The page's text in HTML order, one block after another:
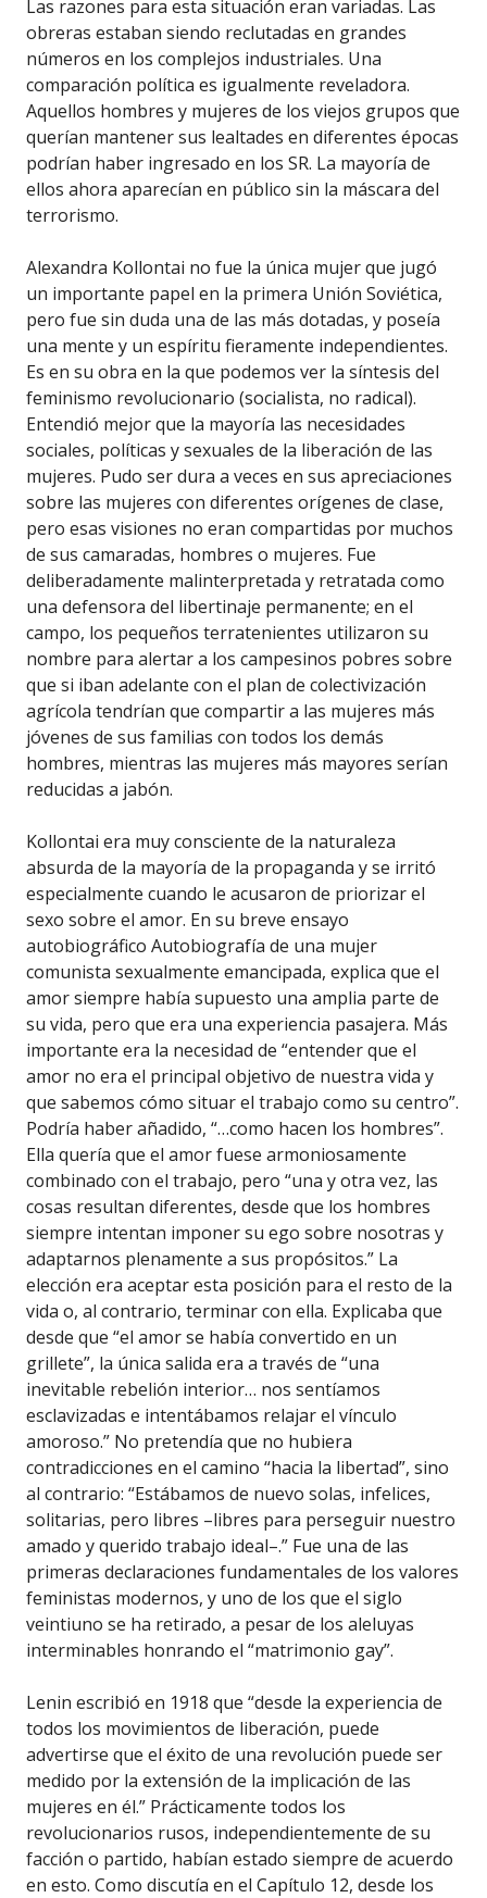
Las razones para esta situación eran variadas. Las
obreras estaban siendo reclutadas en grandes
números en los complejos industriales. Una
comparación política es igualmente reveladora.
Aquellos hombres y mujeres de los viejos grupos que
querían mantener sus lealtades en diferentes épocas
podrían haber ingresado en los SR. La mayoría de
ellos ahora aparecían en público sin la máscara del
terrorismo.
Alexandra Kollontai no fue la única mujer que jugó
un importante papel en la primera Unión Soviética,
pero fue sin duda una de las más dotadas, y poseía
una mente y un espíritu fieramente independientes.
Es en su obra en la que podemos ver la síntesis del
feminismo revolucionario (socialista, no radical).
Entendió mejor que la mayoría las necesidades
sociales, políticas y sexuales de la liberación de las
mujeres. Pudo ser dura a veces en sus apreciaciones
sobre las mujeres con diferentes orígenes de clase,
pero esas visiones no eran compartidas por muchos
de sus camaradas, hombres o mujeres. Fue
deliberadamente malinterpretada y retratada como
una defensora del libertinaje permanente; en el
campo, los pequeños terratenientes utilizaron su
nombre para alertar a los campesinos pobres sobre
que si iban adelante con el plan de colectivización
agrícola tendrían que compartir a las mujeres más
jóvenes de sus familias con todos los demás
hombres, mientras las mujeres más mayores serían
reducidas a jabón.
Kollontai era muy consciente de la naturaleza
absurda de la mayoría de la propaganda y se irritó
especialmente cuando le acusaron de priorizar el
sexo sobre el amor. En su breve ensayo
autobiográfico Autobiografía de una mujer
comunista sexualmente emancipada, explica que el
amor siempre había supuesto una amplia parte de
su vida, pero que era una experiencia pasajera. Más
importante era la necesidad de “entender que el
amor no era el principal objetivo de nuestra vida y
que sabemos cómo situar el trabajo como su centro”.
Podría haber añadido, “…como hacen los hombres”.
Ella quería que el amor fuese armoniosamente
combinado con el trabajo, pero “una y otra vez, las
cosas resultan diferentes, desde que los hombres
siempre intentan imponer su ego sobre nosotras y
adaptarnos plenamente a sus propósitos.” La
elección era aceptar esta posición para el resto de la
vida o, al contrario, terminar con ella. Explicaba que
desde que “el amor se había convertido en un
grillete”, la única salida era a través de “una
inevitable rebelión interior… nos sentíamos
esclavizadas e intentábamos relajar el vínculo
amoroso.” No pretendía que no hubiera
contradicciones en el camino “hacia la libertad”, sino
al contrario: “Estábamos de nuevo solas, infelices,
solitarias, pero libres –libres para perseguir nuestro
amado y querido trabajo ideal–.” Fue una de las
primeras declaraciones fundamentales de los valores
feministas modernos, y uno de los que el siglo
veintiuno se ha retirado, a pesar de los aleluyas
interminables honrando el “matrimonio gay”.
Lenin escribió en 1918 que “desde la experiencia de
todos los movimientos de liberación, puede
advertirse que el éxito de una revolución puede ser
medido por la extensión de la implicación de las
mujeres en él.” Prácticamente todos los
revolucionarios rusos, independientemente de su
facción o partido, habían estado siempre de acuerdo
en esto. Como discutía en el Capítulo 12, desde los